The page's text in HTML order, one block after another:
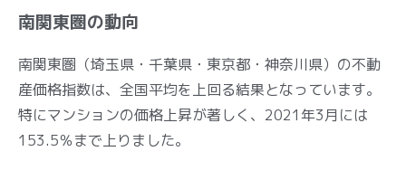
南関東圏の動向
南関東圏（埼玉県・千葉県・東京都・神奈川県）の不動
産価格指数は、全国平均を上回る結果となっています。
特にマンションの価格上昇が著しく、2021年3月には
153.5％まで上りました。